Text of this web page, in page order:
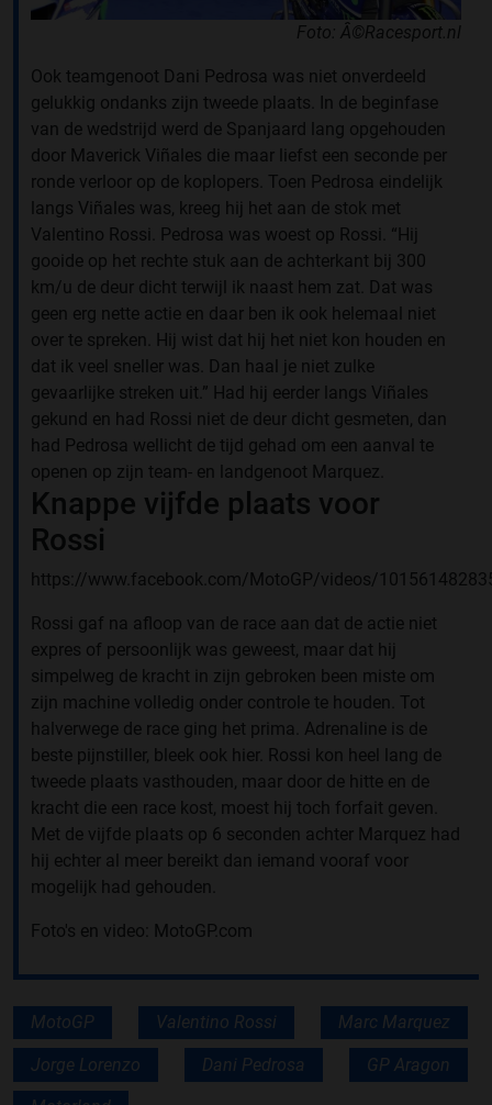
Foto: Â©Racesport.nl
Ook teamgenoot Dani Pedrosa was niet onverdeeld
gelukkig ondanks zijn tweede plaats. In de beginfase
van de wedstrijd werd de Spanjaard lang opgehouden
door Maverick Viñales die maar liefst een seconde per
ronde verloor op de koplopers. Toen Pedrosa eindelijk
langs Viñales was, kreeg hij het aan de stok met
Valentino Rossi. Pedrosa was woest op Rossi. “Hij
gooide op het rechte stuk aan de achterkant bij 300
km/u de deur dicht terwijl ik naast hem zat. Dat was
geen erg nette actie en daar ben ik ook helemaal niet
over te spreken. Hij wist dat hij het niet kon houden en
dat ik veel sneller was. Dan haal je niet zulke
gevaarlijke streken uit.” Had hij eerder langs Viñales
gekund en had Rossi niet de deur dicht gesmeten, dan
had Pedrosa wellicht de tijd gehad om een aanval te
openen op zijn team- en landgenoot Marquez.
Knappe vijfde plaats voor
Rossi
https://www.facebook.com/MotoGP/videos/
Rossi gaf na afloop van de race aan dat de actie niet
expres of persoonlijk was geweest, maar dat hij
simpelweg de kracht in zijn gebroken been miste om
zijn machine volledig onder controle te houden. Tot
halverwege de race ging het prima. Adrenaline is de
beste pijnstiller, bleek ook hier. Rossi kon heel lang de
tweede plaats vasthouden, maar door de hitte en de
kracht die een race kost, moest hij toch forfait geven.
Met de vijfde plaats op 6 seconden achter Marquez had
hij echter al meer bereikt dan iemand vooraf voor
mogelijk had gehouden.
Foto's en video: MotoGP.com
MotoGP Valentino Rossi Marc Marquez
Jorge Lorenzo Dani Pedrosa GP Aragon